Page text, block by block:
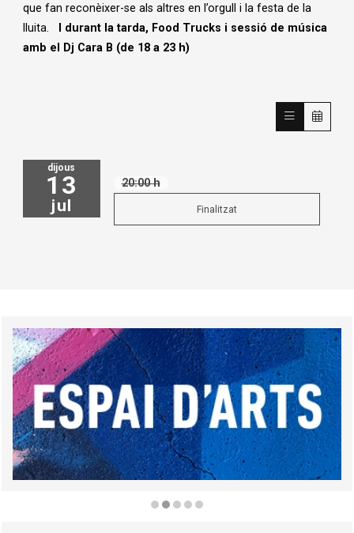
que fan reconèixer-se als altres en l’orgull i la festa de la
lluita.
I durant la tarda, Food Trucks i sessió de música
amb el Dj Cara B (de 18 a 23 h)
dijous
13
jul
20:00 h
Finalitzat